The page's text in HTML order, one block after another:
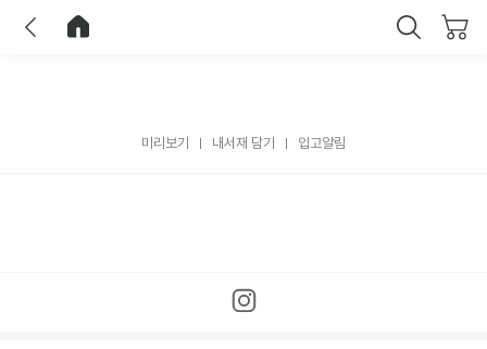
미리보기 내서재 담기 입고알림